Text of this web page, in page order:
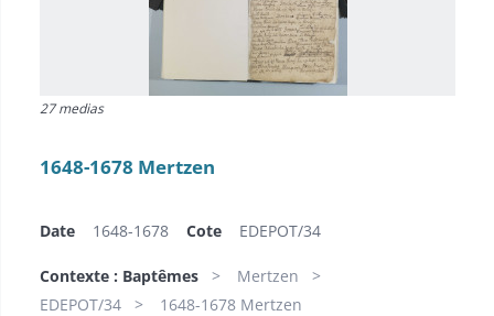
27 medias
1648-1678 Mertzen
Date 1648-1678 Cote EDEPOT/34
Contexte : Baptêmes
Mertzen
EDEPOT/34
1648-1678 Mertzen